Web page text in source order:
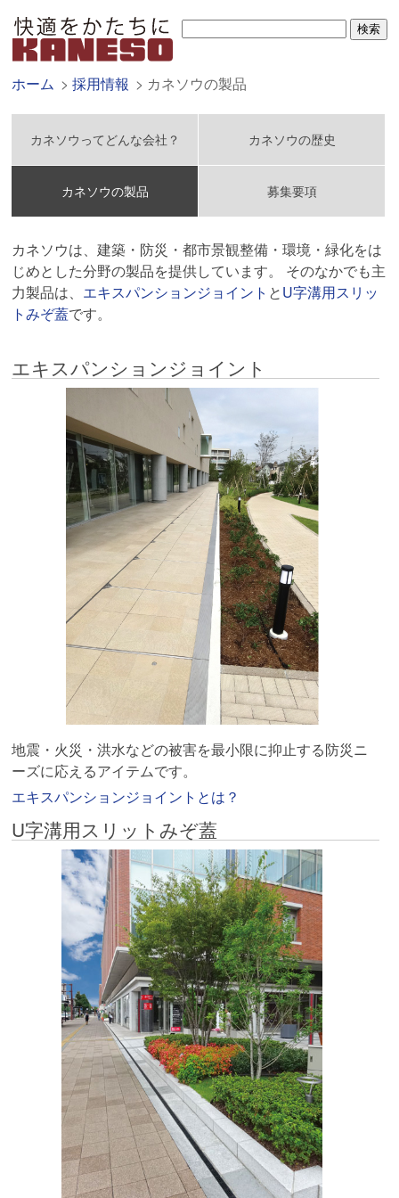
ホーム 採用情報 カネソウの製品
カネソウってどんな会社？ カネソウの歴史
カネソウの製品 募集要項
カネソウは、建築・防災・都市景観整備・環境・緑化をは
じめとした分野の製品を提供しています。 そのなかでも主
力製品は、 エキスパンションジョイント とU字溝用スリッ
トみぞ蓋です。
エキスパンションジョイント
地震・火災・洪水などの被害を最小限に抑止する防災ニ
ーズに応えるアイテムです。
エキスパンションジョイントとは？
U字溝用スリットみぞ蓋